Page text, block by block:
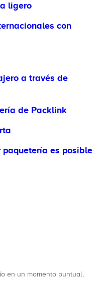
ligero
con
a través de
de Packlink
paquetería es posible
en un momento puntual,